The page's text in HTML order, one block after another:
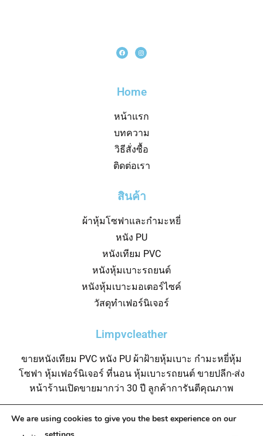
Home
หน้าแรก
บทความ
วิธีสั่งซื้อ
ติดต่อเรา
สินค้า
ผ้าหุ้มโซฟาและกำมะหยี่
หนัง PU
หนังเทียม PVC
หนังหุ้มเบาะรถยนต์
หนังหุ้มเบาะมอเตอร์ไซค์
วัสดุทำเฟอร์นิเจอร์
Limpvcleather
ขายหนังเทียม PVC หนัง PU ผ้าฝ้ายหุ้มเบาะ กำมะหยี่หุ้ม
โซฟา หุ้มเฟอร์นิเจอร์ ที่นอน หุ้มเบาะรถยนต์ ขายปลีก-ส่ง
หน้าร้านเปิดขายมากว่า 30 ปี ลูกค้าการันตีคุณภาพ
We are using cookies to give you the best experience on our